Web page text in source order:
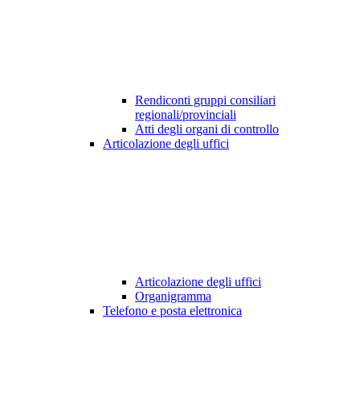
Rendiconti gruppi consiliari
regionali/provinciali
Atti degli organi di controllo
Articolazione degli uffici
Articolazione degli uffici
Organigramma
Telefono e posta elettronica